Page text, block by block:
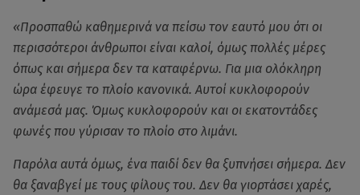
«Προσπαθώ καθημερινά να πείσω τον εαυτό μου ότι οι
περισσότεροι άνθρωποι είναι καλοί, όμως πολλές μέρες
όπως και σήμερα δεν τα καταφέρνω. Για μια ολόκληρη
ώρα έφευγε το πλοίο κανονικά. Αυτοί κυκλοφορούν
ανάμεσά μας. Όμως κυκλοφορούν και οι εκατοντάδες
φωνές που γύρισαν το πλοίο στο λιμάνι.
Παρόλα αυτά όμως, ένα παιδί δεν θα ξυπνήσει σήμερα. Δεν
θα ξαναβγεί με τους φίλους του. Δεν θα γιορτάσει χαρές,